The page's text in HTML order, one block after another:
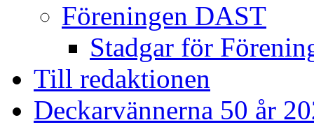
Föreningen DAST
Stadgar för
Till redaktionen
Deckarvännerna 50 år